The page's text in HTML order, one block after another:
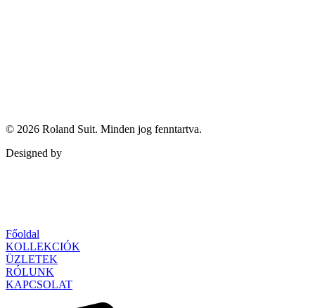
© 2026 Roland Suit. Minden jog fenntartva.
Designed by
Főoldal
KOLLEKCIÓK
ÜZLETEK
RÓLUNK
KAPCSOLAT